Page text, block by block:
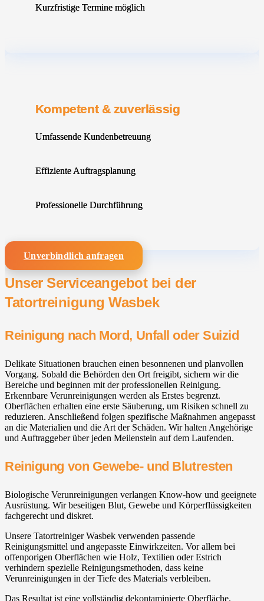
Kurzfristige Termine möglich
Kompetent & zuverlässig
Umfassende Kundenbetreuung
Effiziente Auftragsplanung
Professionelle Durchführung
Unverbindlich anfragen
Unser Serviceangebot bei der
Tatortreinigung Wasbek
Reinigung nach Mord, Unfall oder Suizid
Delikate Situationen brauchen einen besonnenen und planvollen
Vorgang. Sobald die Behörden den Ort freigibt, sichern wir die
Bereiche und beginnen mit der professionellen Reinigung.
Erkennbare Verunreinigungen werden als Erstes begrenzt.
Oberflächen erhalten eine erste Säuberung, um Risiken schnell zu
reduzieren. Anschließend folgen spezifische Maßnahmen angepasst
an die Materialien und die Art der Schäden. Wir halten Angehörige
und Auftraggeber über jeden Meilenstein auf dem Laufenden.
Reinigung von Gewebe- und Blutresten
Biologische Verunreinigungen verlangen Know-how und geeignete
Ausrüstung. Wir beseitigen Blut, Gewebe und Körperflüssigkeiten
fachgerecht und diskret.
Unsere Tatortreiniger Wasbek verwenden passende
Reinigungsmittel und angepasste Einwirkzeiten. Vor allem bei
offenporigen Oberflächen wie Holz, Textilien oder Estrich
verhindern spezielle Reinigungsmethoden, dass keine
Verunreinigungen in der Tiefe des Materials verbleiben.
Das Resultat ist eine vollständig dekontaminierte Oberfläche.